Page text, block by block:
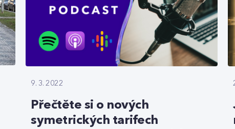
9. 3. 2022
Přečtěte si o nových
symetrických tarifech